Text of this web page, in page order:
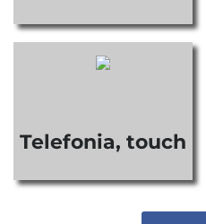
Telefonia, touch